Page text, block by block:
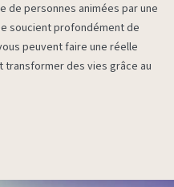
de personnes animées par une
soucient profondément de
peuvent faire une réelle
des vies grâce au